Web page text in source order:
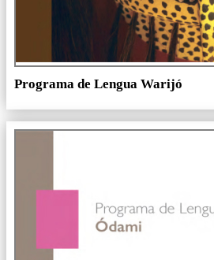
Programa de Lengua Warijó